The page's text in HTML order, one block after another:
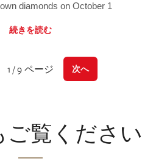
diamonds on October 1
続きを読む
1 / 9 ページ 次へ
ご覧ください